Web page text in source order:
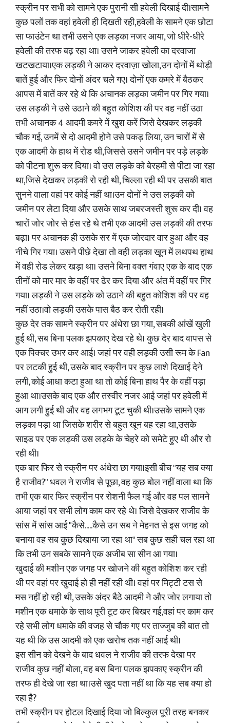
स्क्रीन पर सभी को सामने एक पुरानी सी हवेली दिखाई दी।सामनेेे
कुछ पलों तक वहां हवेली ही दिखती रही,हवेली के सामने एक छोटा
सा फाउंटेन था तभी उसने एक लड़का नजर आया, जो धीरेे-धीरे
हवेली की तरफ बढ़ रहा था। उसने जाकर हवेली का दरवाजा
खटखटाया।एक लड़की ने आकर दरवाज़ा खोला,उन दोनों में थोड़ी
बातें हुई और फिर दोनों अंदर चलेे गए। दोनों एक कमरे में बैठकर
आपस में बातें कर रहे थे कि अचानक लड़का जमीन पर गिर गया।
उस लड़की ने उसे उठाने की बहुत कोशिश की पर वह नहीं उठा
तभी अचानक 4 आदमी कमरे में खुश करें जिसे देखकर लड़की
चौक गई, उनमें से दो आदमी होने उसे पकड़ लिया, उन चारों में से
एक आदमी के हाथ में रोड थी,जिससे उसने जमीन पर पड़े लड़के
को पीटना शुरू कर दिया। वो उस लड़के को बेरहमी से पीटा जा रहा
था,जिसे देखकर लड़की रो रही थी, चिल्ला रही थी पर उसकी बात
सुनने वाला वहां पर कोई नहीं था।उन दोनों ने उस लड़की को
जमीन पर लेटा दिया और उसके साथ जबरजस्ती शुरू कर दी। वह
चारों जोर जोर से हंस रहे थे तभी एक आदमी उस लड़की की तरफ
बढ़ा। पर अचानक ही उसके सर में एक जोरदार वार हुआ और वह
नीचे गिर गया। उसने पीछे देखा तो वही लड़का खून में लथपथ हाथ
में वही रोड लेकर खड़ा था। उसने बिना वक्त गंवाए एक के बाद एक
तीनों को मार मार के वहीं पर ढेर कर दिया और अंत में वहीं पर गिर
गया। लड़की ने उस लड़के को उठाने की बहुत कोशिश की पर वह
नहीं उठा।वो लड़की उसके पास बैठ कर रोती रही।
कुछ देर तक सामने स्क्रीन पर अंधेरा छा गया, सबकी आंखें खुली
हुई थी, सब बिना पलक झपकाए देख रहे थे। कुछ देर बाद वापस से
एक पिक्चर उभर कर आई। जहां पर वही लड़की उसी रूम के Fan
पर लटकी हुई थी, उसके बाद स्क्रीन पर कुछ लाशे दिखाई देने
लगी, कोई आधा कटा हुआ था तो कोई बिना हाथ पैर के वहीं पड़ा
हुआ था।उसके बाद एक और तस्वीर नजर आई जहां पर हवेली में
आग लगी हुई थी और वह लगभग टूट चुकी थी।उसके सामने एक
लड़का पड़ा था जिसके शरीर से बहुत खून बह रहा था,उसके
साइड पर एक लड़की उस लड़के के चेहरे को समेटे हुए थी और रो
रही थी।
एक बार फिर से स्क्रीन पर अंधेरा छा गया।इसी बीच "यह सब क्या
है राजीव?" धवल ने राजीव से पूछा, वह कुछ बोल नहीं वाला था कि
तभी एक बार फिर स्क्रीन पर रोशनी फैल गई और वह पल सामने
आया जहां पर सभी लोग काम कर रहे थे। जिसे देखकर राजीव के
सांस में सांस आई "कैसे.....कैसे उन सब ने मेहनत से इस जगह को
बनाया वह सब कुछ दिखाया जा रहा था" सब कुछ सही चल रहा था
कि तभी उन सबके सामने एक अजीब सा सीन आ गया।
खुदाई की मशीन एक जगह पर खोजने की बहुत कोशिश कर रही
थी पर वहां पर खुदाई हो ही नहीं रही थी। वहां पर मिट्टी टस से
मस नहीं हो रही थी, उसके अंदर बैठे आदमी ने और जोर लगाया तो
मशीन एक धमाके के साथ पूरी टूट कर बिखर गई,वहां पर काम कर
रहे सभी लोग धमाके की वजह से चौक गए पर ताज्जुब की बात तो
यह थी कि उस आदमी को एक खरोच तक नहीं आई थी।
इस सीन को देखने के बाद धवल ने राजीव की तरफ देखा पर
राजीव कुछ नहीं बोला, वह बस बिना पलक झपकाए स्क्रीन की
तरफ ही देखे जा रहा था।उसे खुद पता नहीं था कि यह सब क्या हो
रहा है?
तभी स्क्रीन पर होटल दिखाई दिया जो बिल्कुल पूरी तरह बनकर